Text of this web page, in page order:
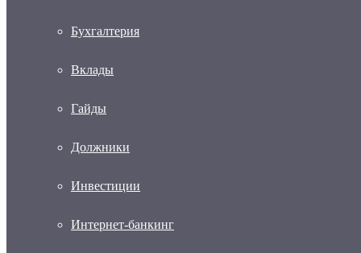
Бухгалтерия
Вклады
Гайды
Должники
Инвестиции
Интернет-банкинг